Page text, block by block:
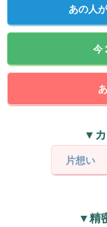
あの人
今
▼
片想い
▼精